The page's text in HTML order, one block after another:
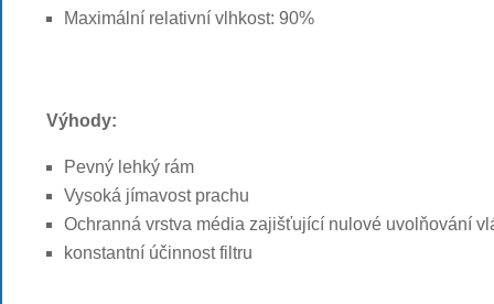
Maximální relativní vlhkost: 90%
Výhody:
Pevný lehký rám
Vysoká jímavost prachu
Ochranná vrstva média zajišťující nulové uvolňování
konstantní účinnost filtru